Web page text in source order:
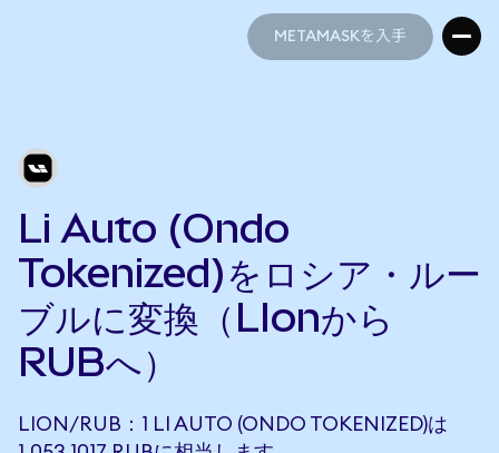
METAMASKを入手
Li Auto (Ondo
Tokenized)をロシア・ルー
ブルに変換（LIonから
RUBへ）
LION/RUB：1 LI AUTO (ONDO TOKENIZED)は